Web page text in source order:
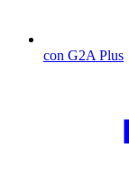
con G2A Plus